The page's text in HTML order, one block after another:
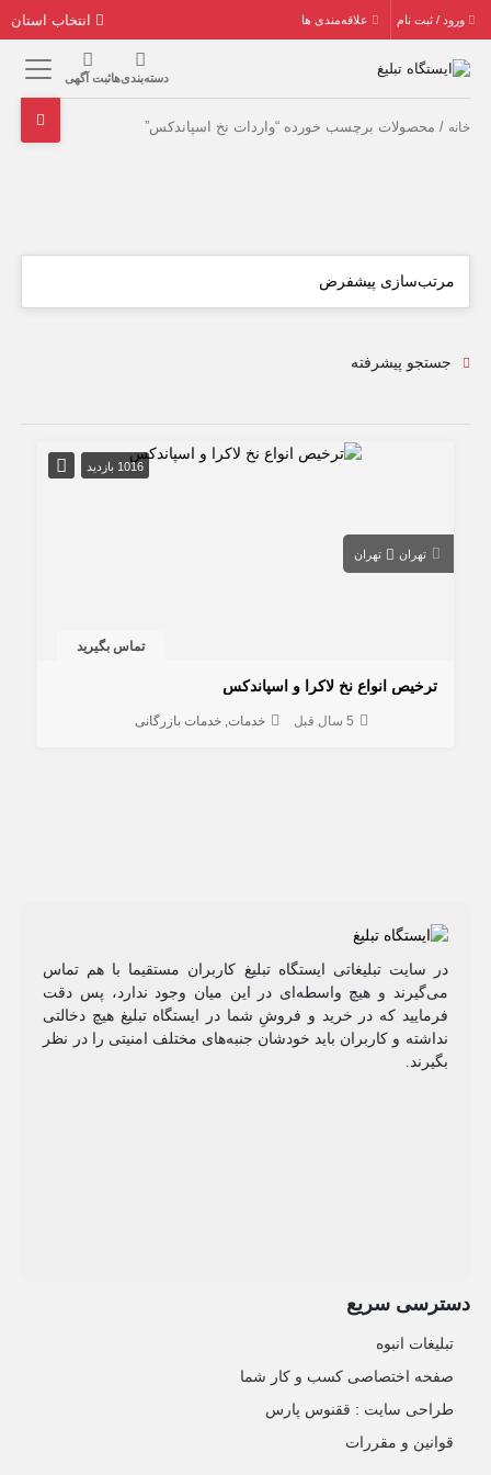
ورود / ثبت نام علاقه‌مندی ها
دسته‌بندی‌هاثبت آگهی
خانه / محصولات برچسب خورده “واردات نخ اسپاندکس”
جستجو پیشرفته
1016 بازدید
تهران تهران
تماس بگیرید
ترخیص انواع نخ لاکرا و اسپاندکس
5 سال قبل خدمات خدمات بازرگانی
در سایت تبلیغاتی ایستگاه تبلیغ کاربران مستقیما با هم تماس
می‌گیرند و هیچ واسطه‌ای در این میان وجود ندارد، پس دقت
فرمایید که در خرید و فروشِ شما در ایستگاه تبلیغ هیچ دخالتی
نداشته و کاربران باید خودشان جنبه‌های مختلف امنیتی را در نظر
بگیرند.
دسترسی سریع
تبلیغات انبوه
صفحه اختصاصی کسب و کار شما
طراحی سایت :‌ ققنوس پارس
قوانین و مقررات